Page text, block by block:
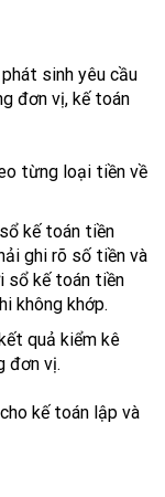
sinh yêu cầu
đơn vị, kế toán
từng loại tiền về
kế toán tiền
ghi rõ số tiền và
sổ kế toán tiền
không khớp.
quả kiểm kê
đơn vị.
kế toán lập và